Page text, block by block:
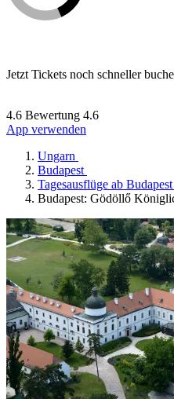
Jetzt Tickets noch schneller
4.6 Bewertung 4.6
App verwenden
Ungarn
Budapest
Tagesausflüge ab Budapest
Budapest: Gödöllő